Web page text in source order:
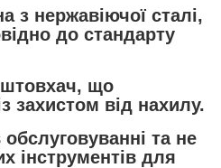
з нержавіючої сталі,
до стандарту
що
захистом від нахилу.
та не
інструментів для